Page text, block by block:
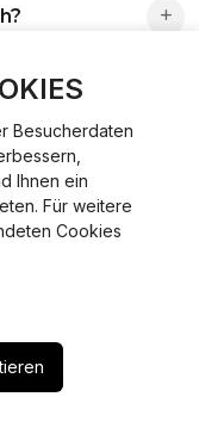
Besucherdaten
Ihnen ein
Für weitere
Cookies
weitergeleitet.
anmelden,
Dateneingabe,
Besuch der
oder Reisepass,
TÜV-Bericht.